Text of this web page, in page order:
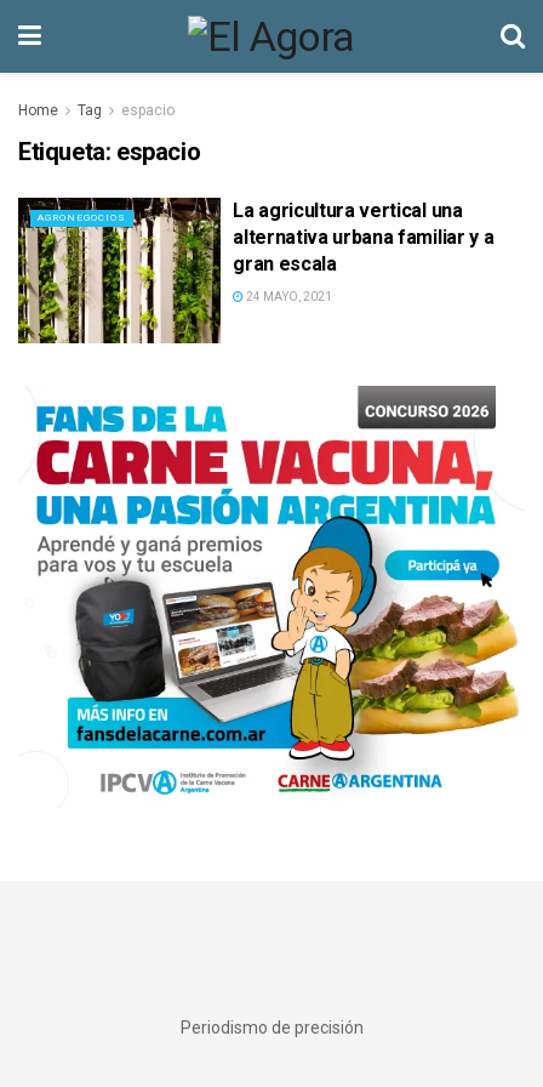
Home Tag espacio
Etiqueta: espacio
AGRONEGOCIOS
La agricultura vertical una
alternativa urbana familiar y a
gran escala
24 MAYO, 2021
Periodismo de precisión